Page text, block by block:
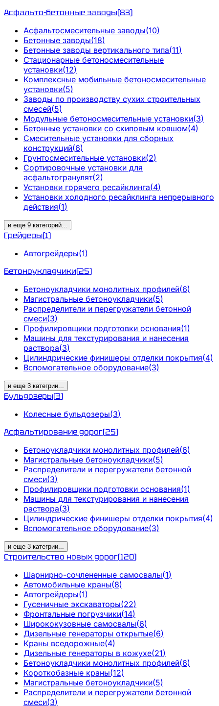
Асфальто-бетонные заводы(83)
Асфальтосмесительные заводы(10)
Бетонные заводы(18)
Бетонные заводы вертикального типа(11)
Стационарные бетоносмесительные
установки(12)
Комплексные мобильные бетоносмесительные
установки(5)
Заводы по производству сухих строительных
смесей(5)
Модульные бетоносмесительные установки(3)
Бетонные установки со скиповым ковшом(4)
Смесительные установки для сборных
конструкций(6)
Грунтосмесительные установки(2)
Сортировочные установки для
асфальтогранулят(2)
Установки горячего ресайклинга(4)
Установки холодного ресайклинга непрерывного
действия(1)
и еще 9 категорий...
Грейдеры(1)
Автогрейдеры(1)
Бетоноукладчики(25)
Бетоноукладчики монолитных профилей(6)
Магистральные бетоноукладчики(5)
Распределители и перегружатели бетонной
смеси(3)
Профилировщики подготовки основания(1)
Машины для текстурирования и нанесения
раствора(3)
Цилиндрические финишеры отделки покрытия(4)
Вспомогательное оборудование(3)
и еще 3 категрии...
Бульдозеры(3)
Колесные бульдозеры(3)
Асфальтирование дорог(25)
Бетоноукладчики монолитных профилей(6)
Магистральные бетоноукладчики(5)
Распределители и перегружатели бетонной
смеси(3)
Профилировщики подготовки основания(1)
Машины для текстурирования и нанесения
раствора(3)
Цилиндрические финишеры отделки покрытия(4)
Вспомогательное оборудование(3)
и еще 3 категрии...
Строительство новых дорог(120)
Шарнирно-сочлененные самосвалы(1)
Автомобильные краны(8)
Автогрейдеры(1)
Гусеничные экскаваторы(22)
Фронтальные погрузчики(14)
Ширококузовные самосвалы(6)
Дизельные генераторы открытые(6)
Краны вседорожные(4)
Дизельные генераторы в кожухе(21)
Бетоноукладчики монолитных профилей(6)
Короткобазные краны(12)
Магистральные бетоноукладчики(5)
Распределители и перегружатели бетонной
смеси(3)